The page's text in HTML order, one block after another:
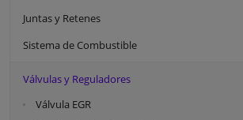
Juntas y Retenes
Sistema de Combustible
Válvulas y Reguladores
Válvula EGR